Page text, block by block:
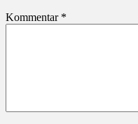
Kommentar *